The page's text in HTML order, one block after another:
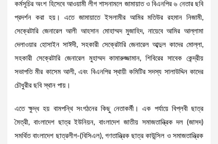
কর্মসূচির অংশ হিসেবে আওয়ামী লীগ শাসনামলে জামায়াত ও বিএনপির ৬ নেতার ছবি
প্রদর্শন করা হয়। এতে জামায়াতে ইসলামীর আমির মতিউর রহমান নিজামী,
সেক্রেটারি জেনারেল আলী আহসান মোহাম্মদ মুজাহিদ, নায়েবে আমির আল্লামা
দেলাওয়ার হোসাইন সাঈদী, সহকারী সেক্রেটারি জেনারেল আব্দুল কাদের মোল্লা,
সহকারী সেক্রেটারি জেনারেল মুহাম্মদ কামারুজ্জামান, শিবিরের সাবেক কেন্দ্রীয়
সভাপতি মীর কাসেম আলী, এবং বিএনপির স্থায়ী কমিটির সদস্য সালাউদ্দিন কাদের
চৌধুরীর ছবি স্থান পায়।
এতে ক্ষুদ্ধ হয় বামপন্থি সংগঠনের কিছু নেতাকর্মী। এক পর্যায়ে বিপ্লবী ছাত্র
মৈত্রী, বাংলাদেশ ছাত্র ইউনিয়ন, বাংলাদেশ জাতীয় সমাজতান্ত্রিক দল (জাসদ)
সমর্থিত বাংলাদেশ ছাত্রলীগ-(বিসিএল), গণতান্ত্রিক ছাত্র কাউন্সিল ও সমাজতান্ত্রিক